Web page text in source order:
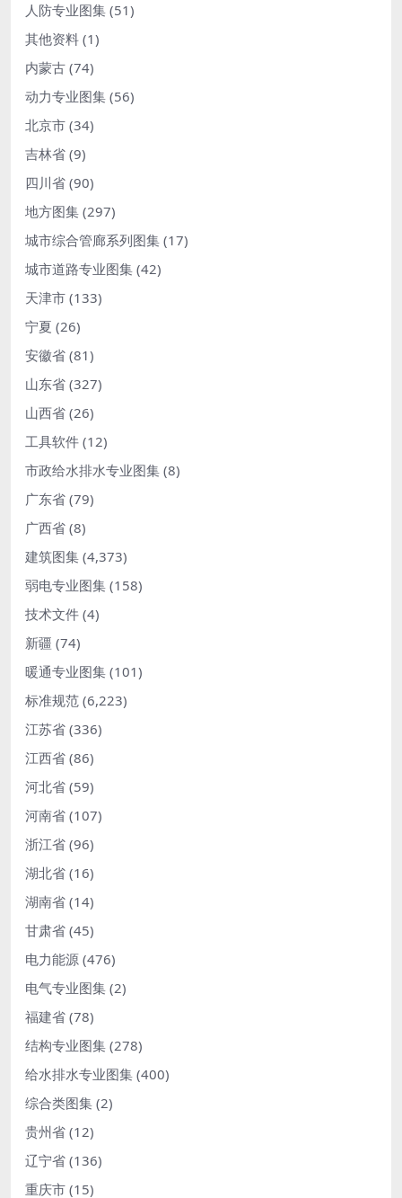
人防专业图集 (51)
其他资料 (1)
内蒙古 (74)
动力专业图集 (56)
北京市 (34)
吉林省 (9)
四川省 (90)
地方图集 (297)
城市综合管廊系列图集 (17)
城市道路专业图集 (42)
天津市 (133)
宁夏 (26)
安徽省 (81)
山东省 (327)
山西省 (26)
工具软件 (12)
市政给水排水专业图集 (8)
广东省 (79)
广西省 (8)
建筑图集 (4,373)
弱电专业图集 (158)
技术文件 (4)
新疆 (74)
暖通专业图集 (101)
标准规范 (6,223)
江苏省 (336)
江西省 (86)
河北省 (59)
河南省 (107)
浙江省 (96)
湖北省 (16)
湖南省 (14)
甘肃省 (45)
电力能源 (476)
电气专业图集 (2)
福建省 (78)
结构专业图集 (278)
给水排水专业图集 (400)
综合类图集 (2)
贵州省 (12)
辽宁省 (136)
重庆市 (15)